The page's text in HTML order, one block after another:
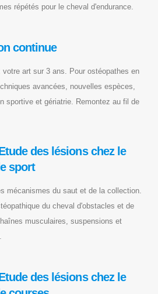
répétés pour le cheval d'endurance.
continue
votre art sur 3 ans. Pour ostéopathes en
avancées, nouvelles espèces,
sportive et gériatrie. Remontez au fil de
des lésions chez le
sport
mécanismes du saut et de la collection.
du cheval d'obstacles et de
musculaires, suspensions et
des lésions chez le